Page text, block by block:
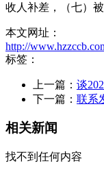
收人补差，（七）
本文网址：
http://
标签：
上一篇： 谈
下一篇： 联系
相关新闻
找不到任何内容